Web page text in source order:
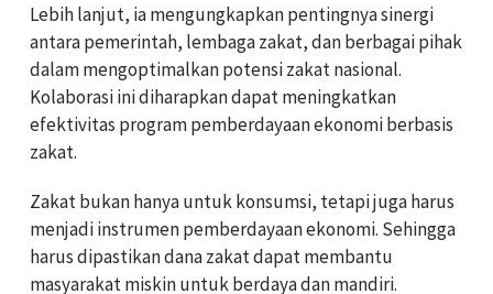
Lebih lanjut, ia mengungkapkan pentingnya sinergi
antara pemerintah, lembaga zakat, dan berbagai pihak
dalam mengoptimalkan potensi zakat nasional.
Kolaborasi ini diharapkan dapat meningkatkan
efektivitas program pemberdayaan ekonomi berbasis
zakat.
Zakat bukan hanya untuk konsumsi, tetapi juga harus
menjadi instrumen pemberdayaan ekonomi. Sehingga
harus dipastikan dana zakat dapat membantu
masyarakat miskin untuk berdaya dan mandiri.